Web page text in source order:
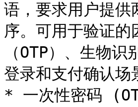
语，要求用户提供
序。可用于验证
（OTP）、生物
登录和支付确认场
* 一次性密码